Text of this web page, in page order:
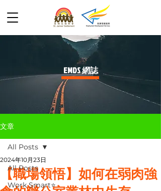
​EMDS 網誌
文章
All Posts
Work Smart⭐️
All Posts
【職場領悟】如何在弱肉強
2024年10月23日